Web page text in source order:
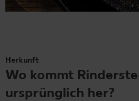
Herkunft
Wo kommt
ursprünglich her?